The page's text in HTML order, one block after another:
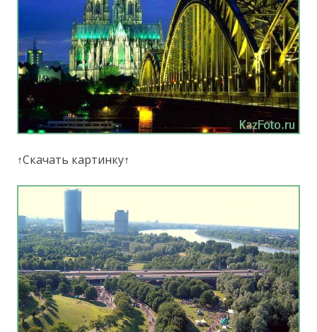
↑Скачать картинку↑